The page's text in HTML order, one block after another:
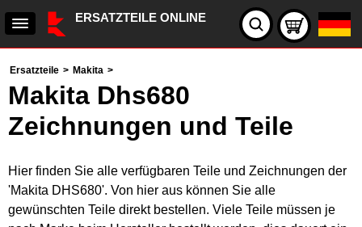
ERSATZTEILE ONLINE
Ersatzteile > Makita >
Makita Dhs680
Zeichnungen und Teile
Hier finden Sie alle verfügbaren Teile und Zeichnungen der
'Makita DHS680'. Von hier aus können Sie alle
gewünschten Teile direkt bestellen. Viele Teile müssen je